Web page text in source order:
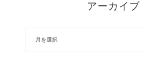
アーカイブ